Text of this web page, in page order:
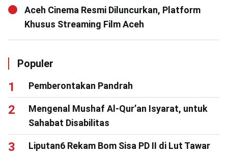
Aceh Cinema Resmi Diluncurkan, Platform
Khusus Streaming Film Aceh
Populer
Pemberontakan Pandrah
Mengenal Mushaf Al-Qur’an Isyarat, untuk
Sahabat Disabilitas
Liputan6 Rekam Bom Sisa PD II di Lut Tawar